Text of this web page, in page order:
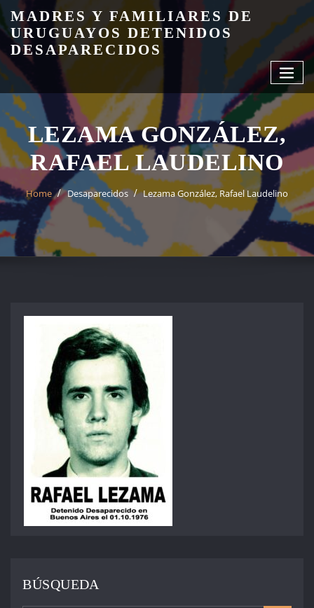
Skip
to
content
MADRES Y FAMILIARES DE
URUGUAYOS DETENIDOS
DESAPARECIDOS
LEZAMA GONZÁLEZ,
RAFAEL LAUDELINO
Home Desaparecidos Lezama González, Rafael Laudelino
BÚSQUEDA